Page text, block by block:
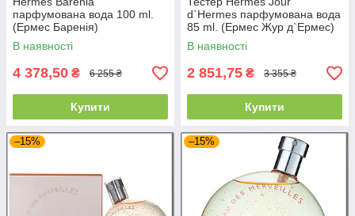
парфумована вода 100 ml.
(Ермес Баренія)
В наявності
4 378,50 ₴ 6 255 ₴
Купити
d`Hermes парфумована вода
85 ml. (Ермес Жур д`Ермес)
В наявності
2 851,75 ₴ 3 355 ₴
Купити
–15% –15%